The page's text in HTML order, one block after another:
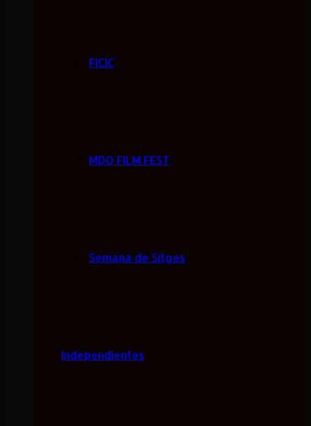
FICIC
MDQ FILM FEST
Semana de Sitges
Independientes